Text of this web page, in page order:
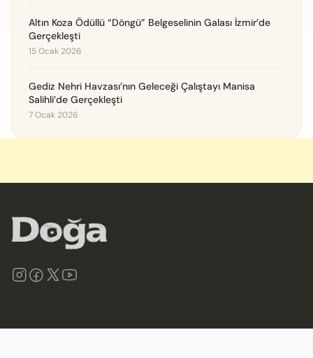
Altın Koza Ödüllü “Döngü” Belgeselinin Galası İzmir’de
Gerçekleşti
15 Ocak 2026
Gediz Nehri Havzası’nın Geleceği Çalıştayı Manisa
Salihli’de Gerçekleşti
7 Ocak 2026